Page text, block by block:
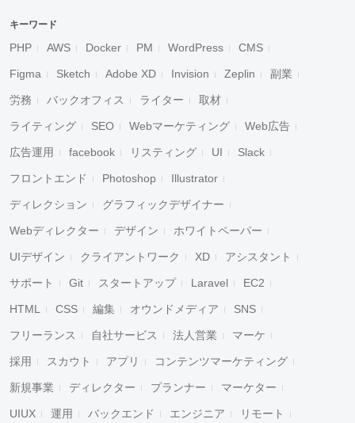
キーワード
PHP AWS Docker PM WordPress CMS
Figma Sketch Adobe XD Invision Zeplin 副業
労務 バックオフィス ライター 取材
ライティング SEO Webマーケティング Web広告
広告運用 facebook リスティング UI Slack
フロントエンド Photoshop Illustrator
ディレクション グラフィックデザイナー
Webディレクター デザイン ホワイトペーパー
UIデザイン クライアントワーク XD アシスタント
サポート Git スタートアップ Laravel EC2
HTML CSS 編集 オウンドメディア SNS
フリーランス 自社サービス 法人営業 マーケ
採用 スカウト アプリ コンテンツマーケティング
新規事業 ディレクター プランナー マーケター
UIUX 運用 バックエンド エンジニア リモート